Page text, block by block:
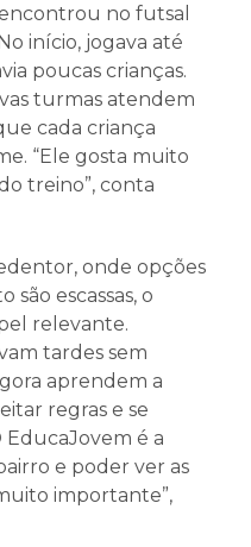
no futsal
início, jogava até
poucas crianças.
turmas atendem
cada criança
“Ele gosta muito
treino”, conta
onde opções
escassas, o
relevante.
tardes sem
aprendem a
regras e se
é a
e poder ver as
importante”,